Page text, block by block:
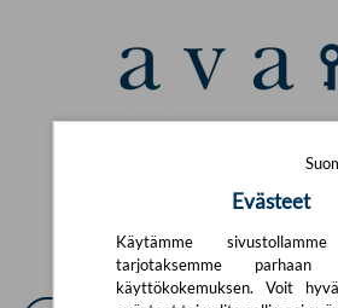
Evästeet
Käytämme
tarjotaksemme parhaan
käyttökokemuksen. Voit